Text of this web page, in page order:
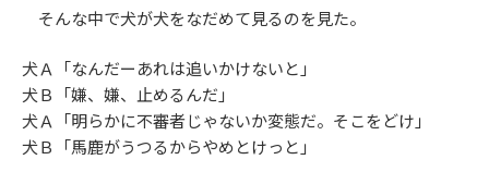
そんな中で犬が犬をなだめて見るのを見た。
犬Ａ「なんだーあれは追いかけないと」
犬Ｂ「嫌、嫌、止めるんだ」
犬Ａ「明らかに不審者じゃないか変態だ。そこをどけ」
犬Ｂ「馬鹿がうつるからやめとけっと」